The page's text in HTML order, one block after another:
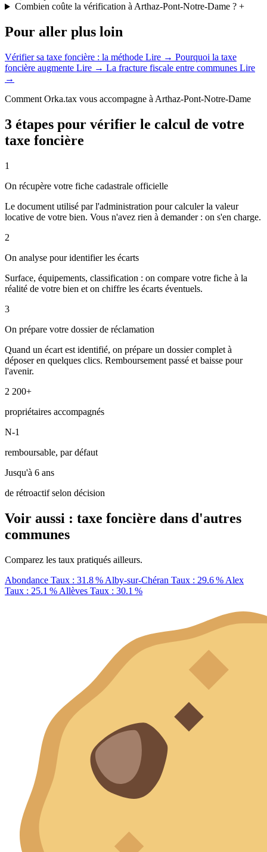
Combien coûte la vérification à Arthaz-Pont-Notre-Dame ?+
Pour aller plus loin
Vérifier sa taxe foncière : la méthode Lire → Pourquoi la taxe
foncière augmente Lire → La fracture fiscale entre communes Lire
→
Comment Orka.tax vous accompagne à Arthaz-Pont-Notre-Dame
3 étapes pour vérifier le calcul de votre
taxe foncière
1
On récupère votre fiche cadastrale officielle
Le document utilisé par l'administration pour calculer la valeur
locative de votre bien. Vous n'avez rien à demander : on s'en charge.
2
On analyse pour identifier les écarts
Surface, équipements, classification : on compare votre fiche à la
réalité de votre bien et on chiffre les écarts éventuels.
3
On prépare votre dossier de réclamation
Quand un écart est identifié, on prépare un dossier complet à
déposer en quelques clics. Remboursement passé et baisse pour
l'avenir.
2 200+
propriétaires accompagnés
N-1
remboursable, par défaut
Jusqu'à 6 ans
de rétroactif selon décision
Voir aussi : taxe foncière dans d'autres
communes
Comparez les taux pratiqués ailleurs.
Abondance Taux : 31.8 % Alby-sur-Chéran Taux : 29.6 % Alex
Taux : 25.1 % Allèves Taux : 30.1 %